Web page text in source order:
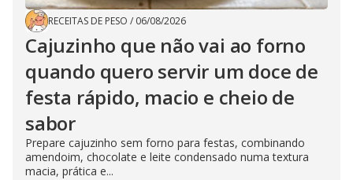
RECEITAS DE PESO / 06/08/2026
Cajuzinho que não vai ao forno
quando quero servir um doce de
festa rápido, macio e cheio de
sabor
Prepare cajuzinho sem forno para festas, combinando
amendoim, chocolate e leite condensado numa textura
macia, prática e...